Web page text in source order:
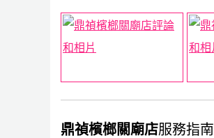
鼎禎檳榔關廟店服務指南